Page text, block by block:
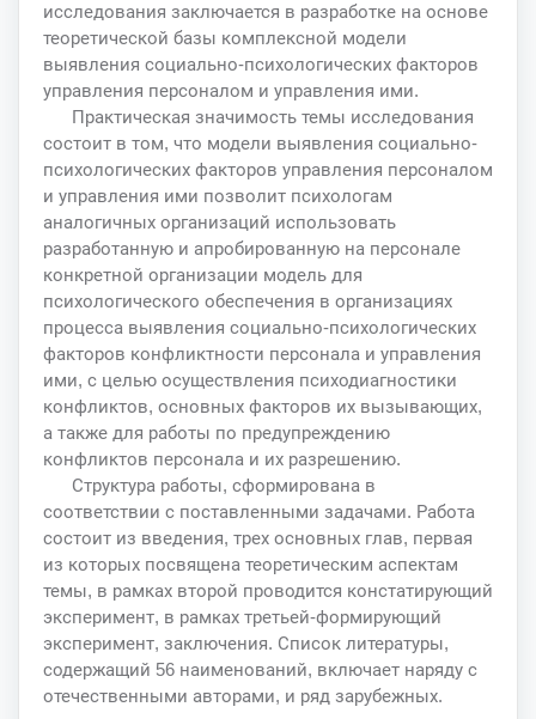
исследования заключается в разработке на основе
теоретической базы комплексной модели
выявления социально-психологических факторов
управления персоналом и управления ими.
Практическая значимость темы исследования
состоит в том, что модели выявления социально-
психологических факторов управления персоналом
и управления ими позволит психологам
аналогичных организаций использовать
разработанную и апробированную на персонале
конкретной организации модель для
психологического обеспечения в организациях
процесса выявления социально-психологических
факторов конфликтности персонала и управления
ими, с целью осуществления психодиагностики
конфликтов, основных факторов их вызывающих,
а также для работы по предупреждению
конфликтов персонала и их разрешению.
Структура работы, сформирована в
соответствии с поставленными задачами. Работа
состоит из введения, трех основных глав, первая
из которых посвящена теоретическим аспектам
темы, в рамках второй проводится констатирующий
эксперимент, в рамках третьей-формирующий
эксперимент, заключения. Список литературы,
содержащий 56 наименований, включает наряду с
отечественными авторами, и ряд зарубежных.